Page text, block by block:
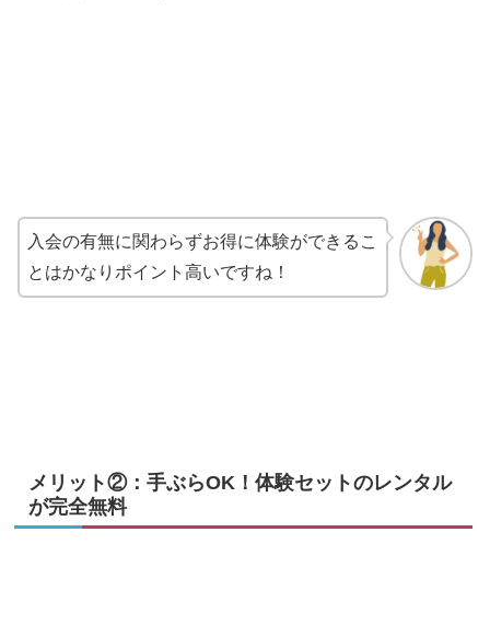
入会の有無に関わらずお得に体験ができるこ
とはかなりポイント高いですね！
メリット②：手ぶらOK！体験セットのレンタル
が完全無料